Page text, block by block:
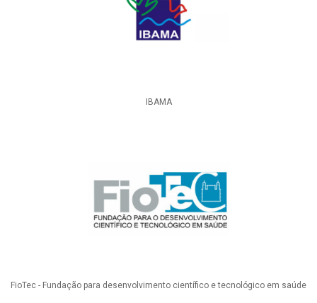
IBAMA
FioTec - Fundação para desenvolvimento científico e tecnológico em saúde